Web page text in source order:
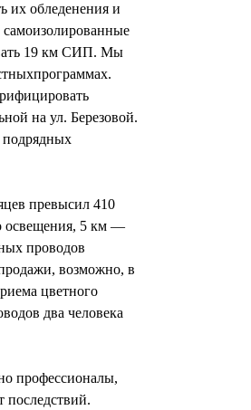
их обледенения и
19 км СИП. Мы
на ул. Березовой.
подрядных
превысил 410
освещения, 5 км —
проводов
возможно, в
цветного
два человека
профессионалы,
последствий.